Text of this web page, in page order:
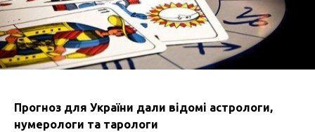
Прогноз для України дали відомі астрологи,
нумерологи та тарологи